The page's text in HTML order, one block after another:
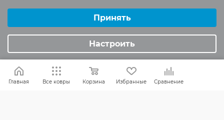
материалов сайта без письменного разрешения
запрещено.
Главная Все ковры Корзина Избранные Сравнение
Аналитические/Функциональные
Принять
Настроить